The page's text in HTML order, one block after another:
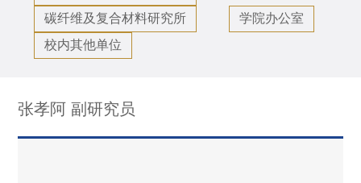
碳纤维及复合材料研究所
学院办公室
校内其他单位
张孝阿 副研究员